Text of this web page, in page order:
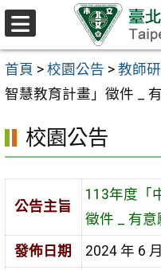
跳至主要內容區
首頁 > 校園公告 > 教師
智慧教育計畫」徵件 _
校園公告
公告主旨
113年度「
徵件 _ 有
發佈日期
2024 年 6
選
單